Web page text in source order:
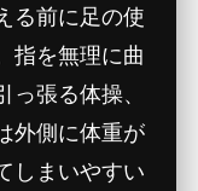
る前に足の使
指を無理に曲
張る体操、
外側に体重が
しまいやすい